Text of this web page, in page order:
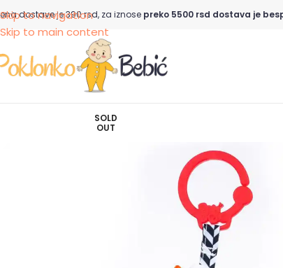
Skip to navigation
Skip to main content
dostave je 390 rsd, za iznose preko 5500 rsd dostava je
SOLD
OUT